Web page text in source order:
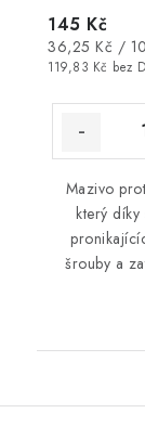
119,83 Kč bez
145 Kč
Měrná
cena:
36,25 Kč /
Mazivo
který díky
šrouby a